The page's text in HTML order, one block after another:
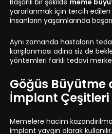
Başarılı bir şekilde meme
yararlanmak için tercih
insanların yaşamlarında
Aynı zamanda hastaların
karşılanması adına siz de
yöntemleri farklı tedavi
Göğüs Büyütme
İmplant Çeşitleri
Memelere hacim
implant yaygın olarak